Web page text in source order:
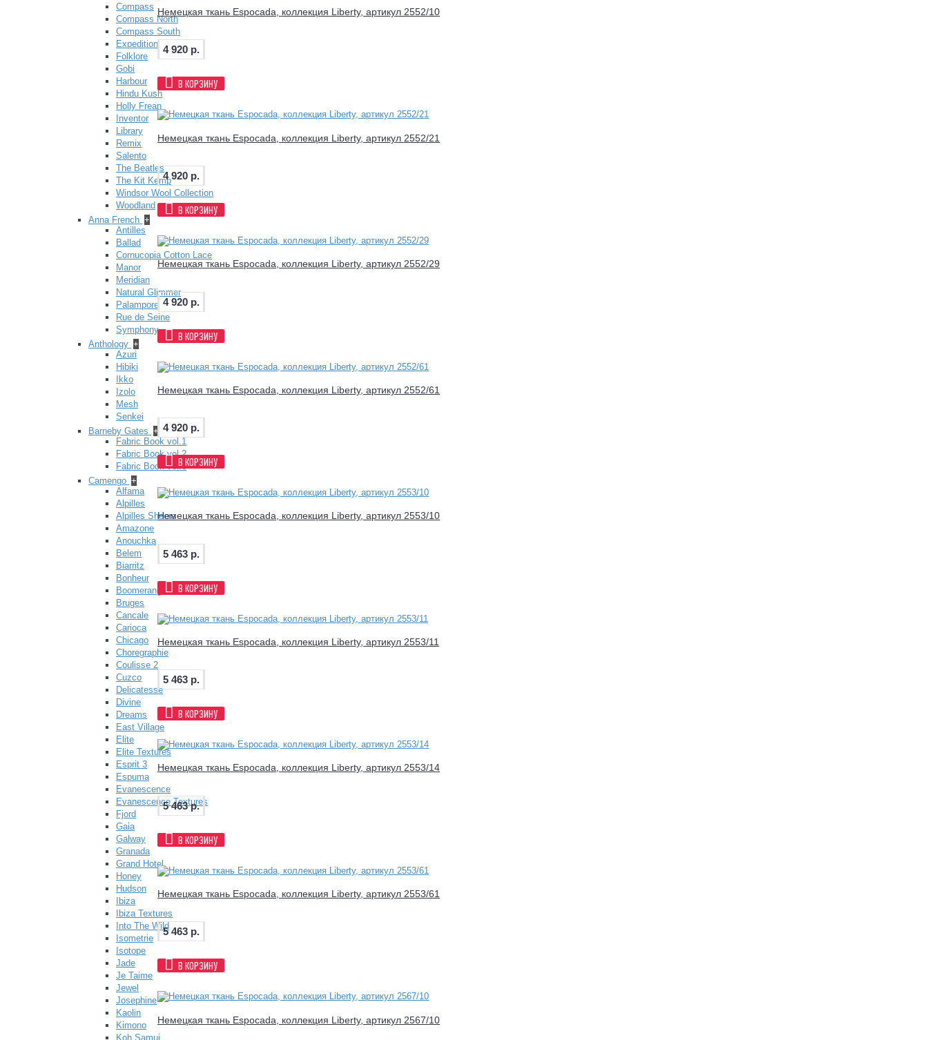
Compass
Compass North
Compass South
Expedition
Folklore
Gobi
Harbour
Hindu Kush
Holly Frean
Inventor
Library
Remix
Salento
The Beatles
The Kit Kemp
Windsor Wool Collection
Woodland
Anna French +
Antilles
Ballad
Cornucopia Cotton Lace
Manor
Meridian
Natural Glimmer
Palampore
Rue de Seine
Symphony
Anthology +
Azuri
Hibiki
Ikko
Izolo
Mesh
Senkei
Barneby Gates +
Fabric Book vol.1
Fabric Book vol.2
Fabric Book vol.3
Camengo +
Alfama
Alpilles
Alpilles Sheers
Amazone
Anouchka
Belem
Biarritz
Bonheur
Boomerang
Bruges
Cancale
Carioca
Chicago
Choregraphie
Coulisse 2
Cuzco
Delicatesse
Divine
Dreams
East Village
Elite
Elite Textures
Esprit 3
Espuma
Evanescence
Evanescence Textures
Fjord
Gaia
Galway
Granada
Grand Hotel
Honey
Hudson
Ibiza
Ibiza Textures
Into The Wild
Isometrie
Isotope
Jade
Je Taime
Jewel
Josephine
Kaolin
Kimono
Koh Samui
Немецкая ткань Espocada, коллекция Liberty, артикул 2552/10
4 920 р.
В КОРЗИНУ
Немецкая ткань Espocada, коллекция Liberty, артикул 2552/21
4 920 р.
В КОРЗИНУ
Немецкая ткань Espocada, коллекция Liberty, артикул 2552/29
4 920 р.
В КОРЗИНУ
Немецкая ткань Espocada, коллекция Liberty, артикул 2552/61
4 920 р.
В КОРЗИНУ
Немецкая ткань Espocada, коллекция Liberty, артикул 2553/10
5 463 р.
В КОРЗИНУ
Немецкая ткань Espocada, коллекция Liberty, артикул 2553/11
5 463 р.
В КОРЗИНУ
Немецкая ткань Espocada, коллекция Liberty, артикул 2553/14
5 463 р.
В КОРЗИНУ
Немецкая ткань Espocada, коллекция Liberty, артикул 2553/61
5 463 р.
В КОРЗИНУ
Немецкая ткань Espocada, коллекция Liberty, артикул 2567/10